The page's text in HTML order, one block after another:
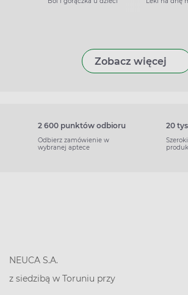
Zobacz więcej
2 600 punktów odbioru
Odbierz zamówienie w
wybranej aptece
20
NEUCA S.A.
z siedzibą w Toruniu przy